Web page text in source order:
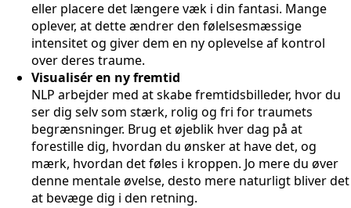
eller placere det længere væk i din fantasi. Mange
oplever, at dette ændrer den følelsesmæssige
intensitet og giver dem en ny oplevelse af kontrol
over deres traume.
Visualisér en ny fremtid
NLP arbejder med at skabe fremtidsbilleder, hvor du
ser dig selv som stærk, rolig og fri for traumets
begrænsninger. Brug et øjeblik hver dag på at
forestille dig, hvordan du ønsker at have det, og
mærk, hvordan det føles i kroppen. Jo mere du øver
denne mentale øvelse, desto mere naturligt bliver det
at bevæge dig i den retning.